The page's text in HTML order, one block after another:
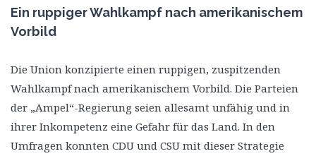
Ein ruppiger Wahlkampf nach amerikanischem
Vorbild
Die Union konzipierte einen ruppigen, zuspitzenden
Wahlkampf nach amerikanischem Vorbild. Die Parteien
der „Ampel“-Regierung seien allesamt unfähig und in
ihrer Inkompetenz eine Gefahr für das Land. In den
Umfragen konnten CDU und CSU mit dieser Strategie